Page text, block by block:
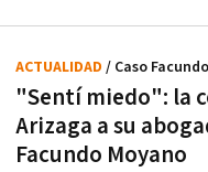
"Sentí miedo": la
Arizaga a su
Facundo Moyano
ACTUALIDAD / Caso